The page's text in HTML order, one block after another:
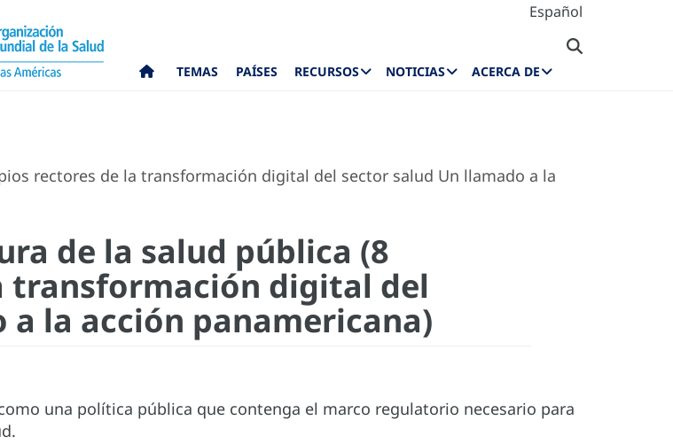
Español
TEMAS PAÍSES RECURSOS NOTICIAS ACERCA DE
rectores de la transformación digital del sector salud Un llamado a la
de la salud pública (8
transformación digital del
la acción panamericana)
una política pública que contenga el marco regulatorio necesario para